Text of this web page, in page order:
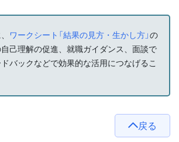
ワークシート「結果の見方・生かし方」の
己理解の促進、就職ガイダンス、面談で
バックなどで効果的な活用につなげるこ
戻る